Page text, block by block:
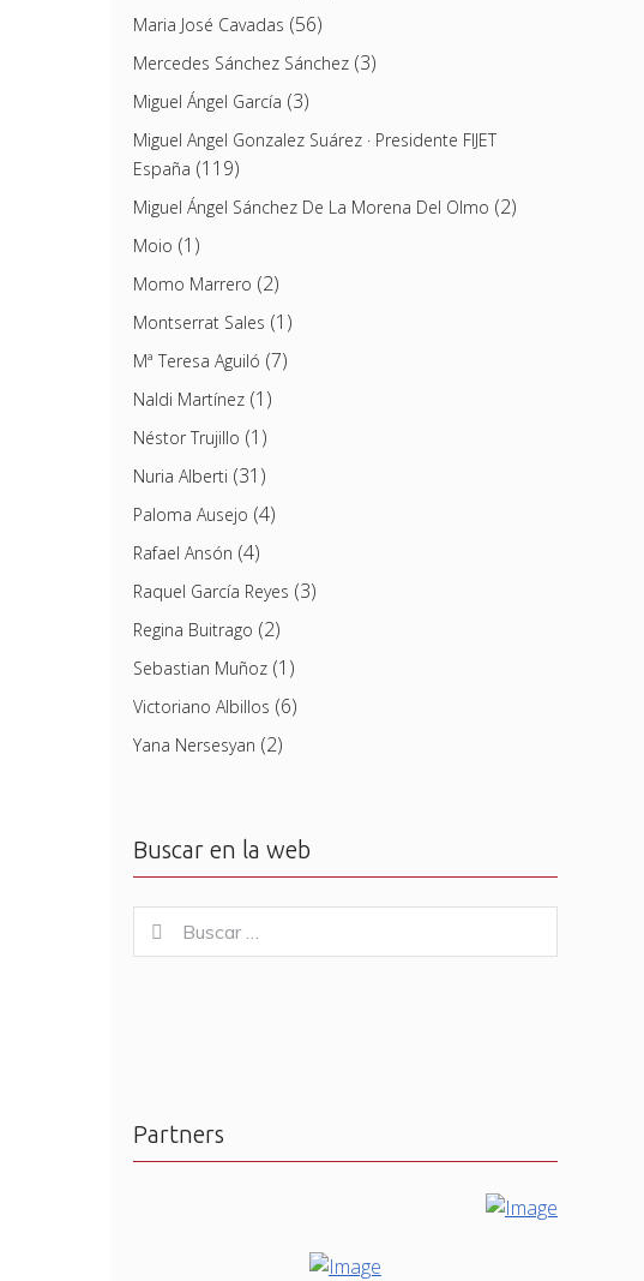
Maria José Cavadas (56)
Mercedes Sánchez Sánchez(3)
Miguel Ángel García (3)
Miguel Angel Gonzalez Suárez · Presidente FIJET
España (119)
Miguel Ángel Sánchez De La Morena Del Olmo (2)
Moio (1)
Momo Marrero (2)
Montserrat Sales (1)
Mª Teresa Aguiló (7)
Naldi Martínez(1)
Néstor Trujillo (1)
Nuria Alberti (31)
Paloma Ausejo (4)
Rafael Ansón (4)
Raquel García Reyes (3)
Regina Buitrago (2)
Sebastian Muñoz(1)
Victoriano Albillos (6)
Yana Nersesyan (2)
Buscar en la web
for:
Buscar
Partners